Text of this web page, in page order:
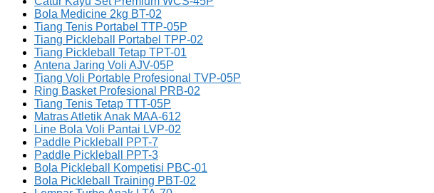
Bola Medicine 2kg BT-02
Tiang Tenis Portabel TTP-05P
Tiang Pickleball Portabel TPP-02
Tiang Pickleball Tetap TPT-01
Antena Jaring Voli AJV-05P
Tiang Voli Portable Profesional TVP-05P
Ring Basket Profesional PRB-02
Tiang Tenis Tetap TTT-05P
Matras Atletik Anak MAA-612
Line Bola Voli Pantai LVP-02
Paddle Pickleball PPT-7
Paddle Pickleball PPT-3
Bola Pickleball Kompetisi PBC-01
Bola Pickleball Training PBT-02